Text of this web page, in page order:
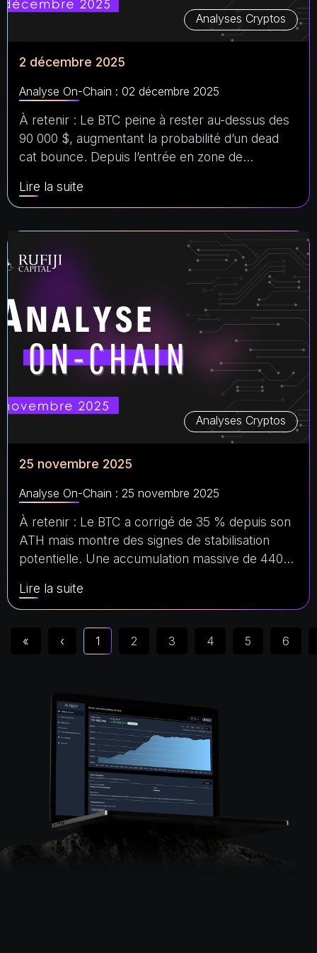
Analyses Cryptos
2 décembre 2025
Analyse On-Chain : 02 décembre 2025
À retenir : Le BTC peine à rester au-dessus des
90 000 $, augmentant la probabilité d’un dead
cat bounce. Depuis l’entrée en zone de…
Lire la suite
Analyses Cryptos
25 novembre 2025
Analyse On-Chain : 25 novembre 2025
À retenir : Le BTC a corrigé de 35 % depuis son
ATH mais montre des signes de stabilisation
potentielle. Une accumulation massive de 440…
Lire la suite
« ‹ 1 2 3 4 5 6